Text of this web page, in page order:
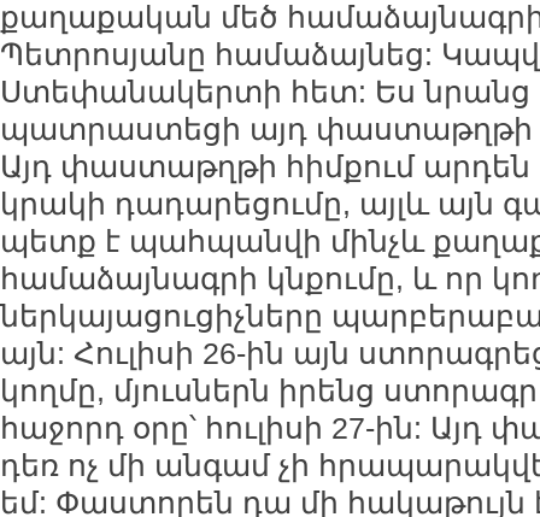
քաղաքական մեծ համաձայնագրի
Պետրոսյանը համաձայնեց:
Ստեփանակերտի հետ: Ես
պատրաստեցի այդ փաստաթղթի
Այդ փաստաթղթի հիմքում արդեն
կրակի դադարեցումը, այլև այն
պետք է պահպանվի մինչև
համաձայնագրի կնքումը, և որ
ներկայացուցիչները
այն: Հուլիսի 26-ին այն
կողմը, մյուսներն իրենց
հաջորդ օրը՝ հուլիսի 27-ին:
դեռ ոչ մի անգամ չի
եմ: Փաստորեն դա մի հակաթույն